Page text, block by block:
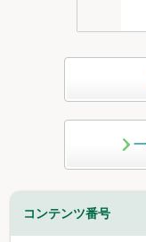
コンテンツ番号